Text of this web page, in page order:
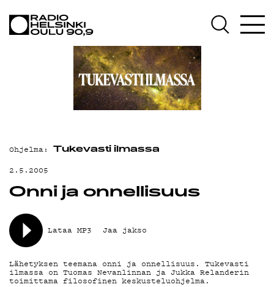
AJANKOHTAISTA
OHJELMAT
TEKIJÄT
ON-DEMAND
MAINOSTA
YHTEYSTIEDOT
G LIVELAB
YSTÄVÄKLUBI
TIETOSUOJA
Ohjelma: Tukevasti ilmassa
2.5.2005
Onni ja onnellisuus
Lataa MP3 Jaa jakso
Lähetyksen teemana onni ja onnellisuus. Tukevasti
ilmassa on Tuomas Nevanlinnan ja Jukka Relanderin
toimittama filosofinen keskusteluohjelma.